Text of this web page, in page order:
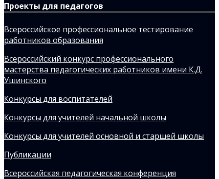
Проекты для педагогов
Всероссийское профессиональное тестирование
работников образования
Всероссийский конкурс профессионального
мастерства педагогических работников имени К.Д.
Ушинского
Конкурсы для воспитателей
Конкурсы для учителей начальной школы
Конкурсы для учителей основной и старшей школы
Публикации
Всероссийская педагогическая конференция